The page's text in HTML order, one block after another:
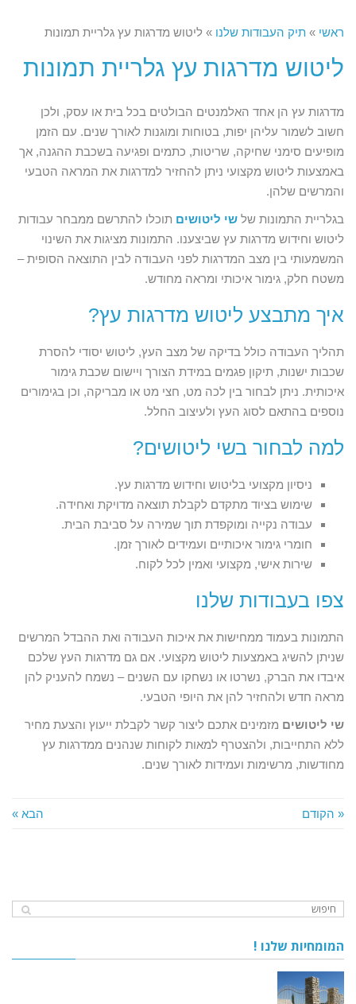
ראשי » תיק העבודות שלנו » ליטוש מדרגות עץ גלריית תמונות
ליטוש מדרגות עץ גלריית תמונות
מדרגות עץ הן אחד האלמנטים הבולטים בכל בית או עסק, ולכן
חשוב לשמור עליהן יפות, בטוחות ומוגנות לאורך שנים. עם הזמן
מופיעים סימני שחיקה, שריטות, כתמים ופגיעה בשכבת ההגנה, אך
באמצעות ליטוש מקצועי ניתן להחזיר למדרגות את המראה הטבעי
והמרשים שלהן.
בגלריית התמונות של שי ליטושים תוכלו להתרשם ממבחר עבודות
ליטוש וחידוש מדרגות עץ שביצענו. התמונות מציגות את השינוי
המשמעותי בין מצב המדרגות לפני העבודה לבין התוצאה הסופית –
משטח חלק, גימור איכותי ומראה מחודש.
איך מתבצע ליטוש מדרגות עץ?
תהליך העבודה כולל בדיקה של מצב העץ, ליטוש יסודי להסרת
שכבות ישנות, תיקון פגמים במידת הצורך ויישום שכבת גימור
איכותית. ניתן לבחור בין לכה מט, חצי מט או מבריקה, וכן בגימורים
נוספים בהתאם לסוג העץ ולעיצוב החלל.
למה לבחור בשי ליטושים?
ניסיון מקצועי בליטוש וחידוש מדרגות עץ.
שימוש בציוד מתקדם לקבלת תוצאה מדויקת ואחידה.
עבודה נקייה ומוקפדת תוך שמירה על סביבת הבית.
חומרי גימור איכותיים ועמידים לאורך זמן.
שירות אישי, מקצועי ואמין לכל לקוח.
צפו בעבודות שלנו
התמונות בעמוד ממחישות את איכות העבודה ואת ההבדל המרשים
שניתן להשיג באמצעות ליטוש מקצועי. אם גם מדרגות העץ שלכם
איבדו את הברק, נשרטו או נשחקו עם השנים – נשמח להעניק להן
מראה חדש ולהחזיר להן את היופי הטבעי.
שי ליטושים מזמינים אתכם ליצור קשר לקבלת ייעוץ והצעת מחיר
ללא התחייבות, ולהצטרף למאות לקוחות שנהנים ממדרגות עץ
מחודשות, מרשימות ועמידות לאורך שנים.
« הקודם הבא »
המומחיות שלנו !